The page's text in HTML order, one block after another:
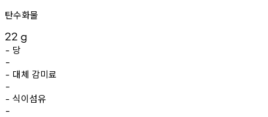
탄수화물
22 g
- 당
-
- 대체 감미료
-
- 식이섬유
-